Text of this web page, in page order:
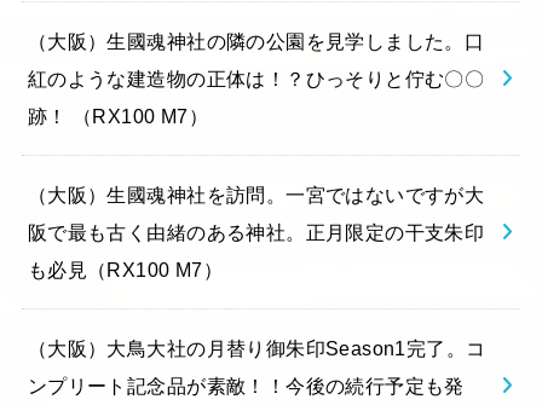
（大阪）生國魂神社の隣の公園を見学しました。口
紅のような建造物の正体は！？ひっそりと佇む〇〇
跡！ （RX100 M7）
（大阪）生國魂神社を訪問。一宮ではないですが大
阪で最も古く由緒のある神社。正月限定の干支朱印
も必見（RX100 M7）
（大阪）大鳥大社の月替り御朱印Season1完了。コ
ンプリート記念品が素敵！！今後の続行予定も発